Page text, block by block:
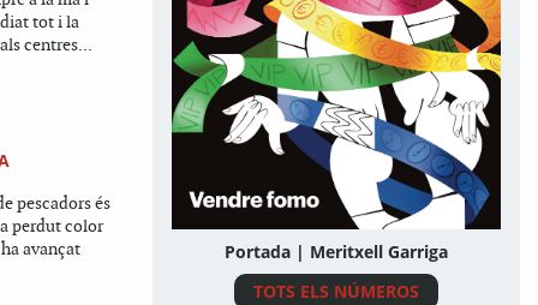
tot i la
centres...
pescadors és
perdut color
avançat
Portada | Meritxell Garriga
TOTS ELS NÚMEROS